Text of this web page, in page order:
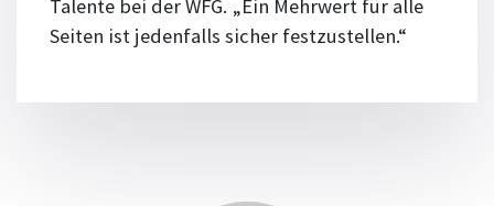
Talente bei der WFG. „Ein Mehrwert für alle
Seiten ist jedenfalls sicher festzustellen.“